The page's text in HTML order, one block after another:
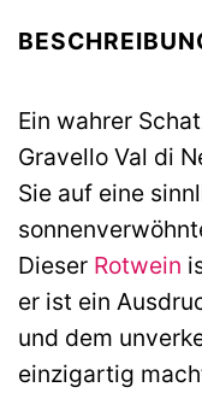
Ein wahrer
Gravello Val di
Sie auf eine
Dieser Rotwein
er ist ein
und dem
einzigartig